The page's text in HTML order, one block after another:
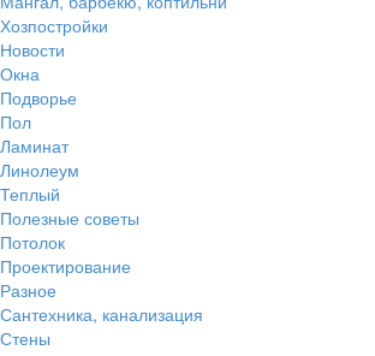
Хозпостройки
Новости
Окна
Подворье
Пол
Ламинат
Линолеум
Теплый
Полезные советы
Потолок
Проектирование
Разное
Сантехника, канализация
Стены